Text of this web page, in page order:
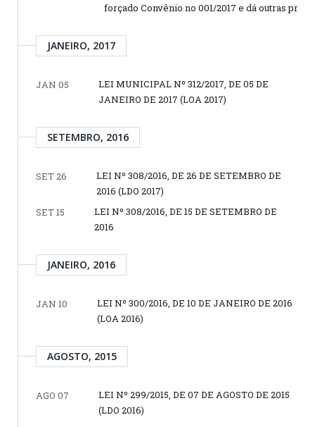
forçado Convênio no 001/2017 e dá outras
JANEIRO, 2017
JAN 05
LEI MUNICIPAL Nº 312/2017, DE 05 DE
JANEIRO DE 2017 (LOA 2017)
SETEMBRO, 2016
SET 26
LEI Nº 308/2016, DE 26 DE SETEMBRO DE
2016 (LDO 2017)
SET 15
LEI Nº 308/2016, DE 15 DE SETEMBRO DE
2016
JANEIRO, 2016
JAN 10
LEI Nº 300/2016, DE 10 DE JANEIRO DE 2016
(LOA 2016)
AGOSTO, 2015
AGO 07
LEI Nº 299/2015, DE 07 DE AGOSTO DE 2015
(LDO 2016)